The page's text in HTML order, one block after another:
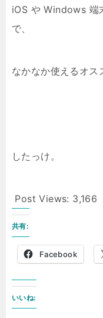
iOS や Windows 端
で、
なかなか使えるオス
したっけ。
Post Views: 3,166
共有:
Facebook
いいね: